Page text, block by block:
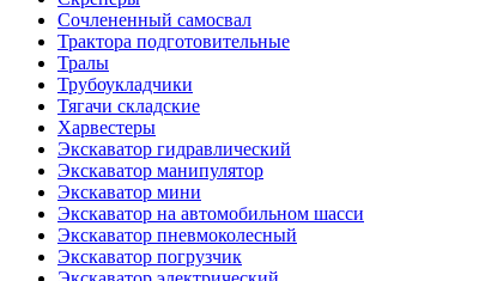
Сочлененный самосвал
Трактора подготовительные
Тралы
Трубоукладчики
Тягачи складские
Харвестеры
Экскаватор гидравлический
Экскаватор манипулятор
Экскаватор мини
Экскаватор на автомобильном шасси
Экскаватор пневмоколесный
Экскаватор погрузчик